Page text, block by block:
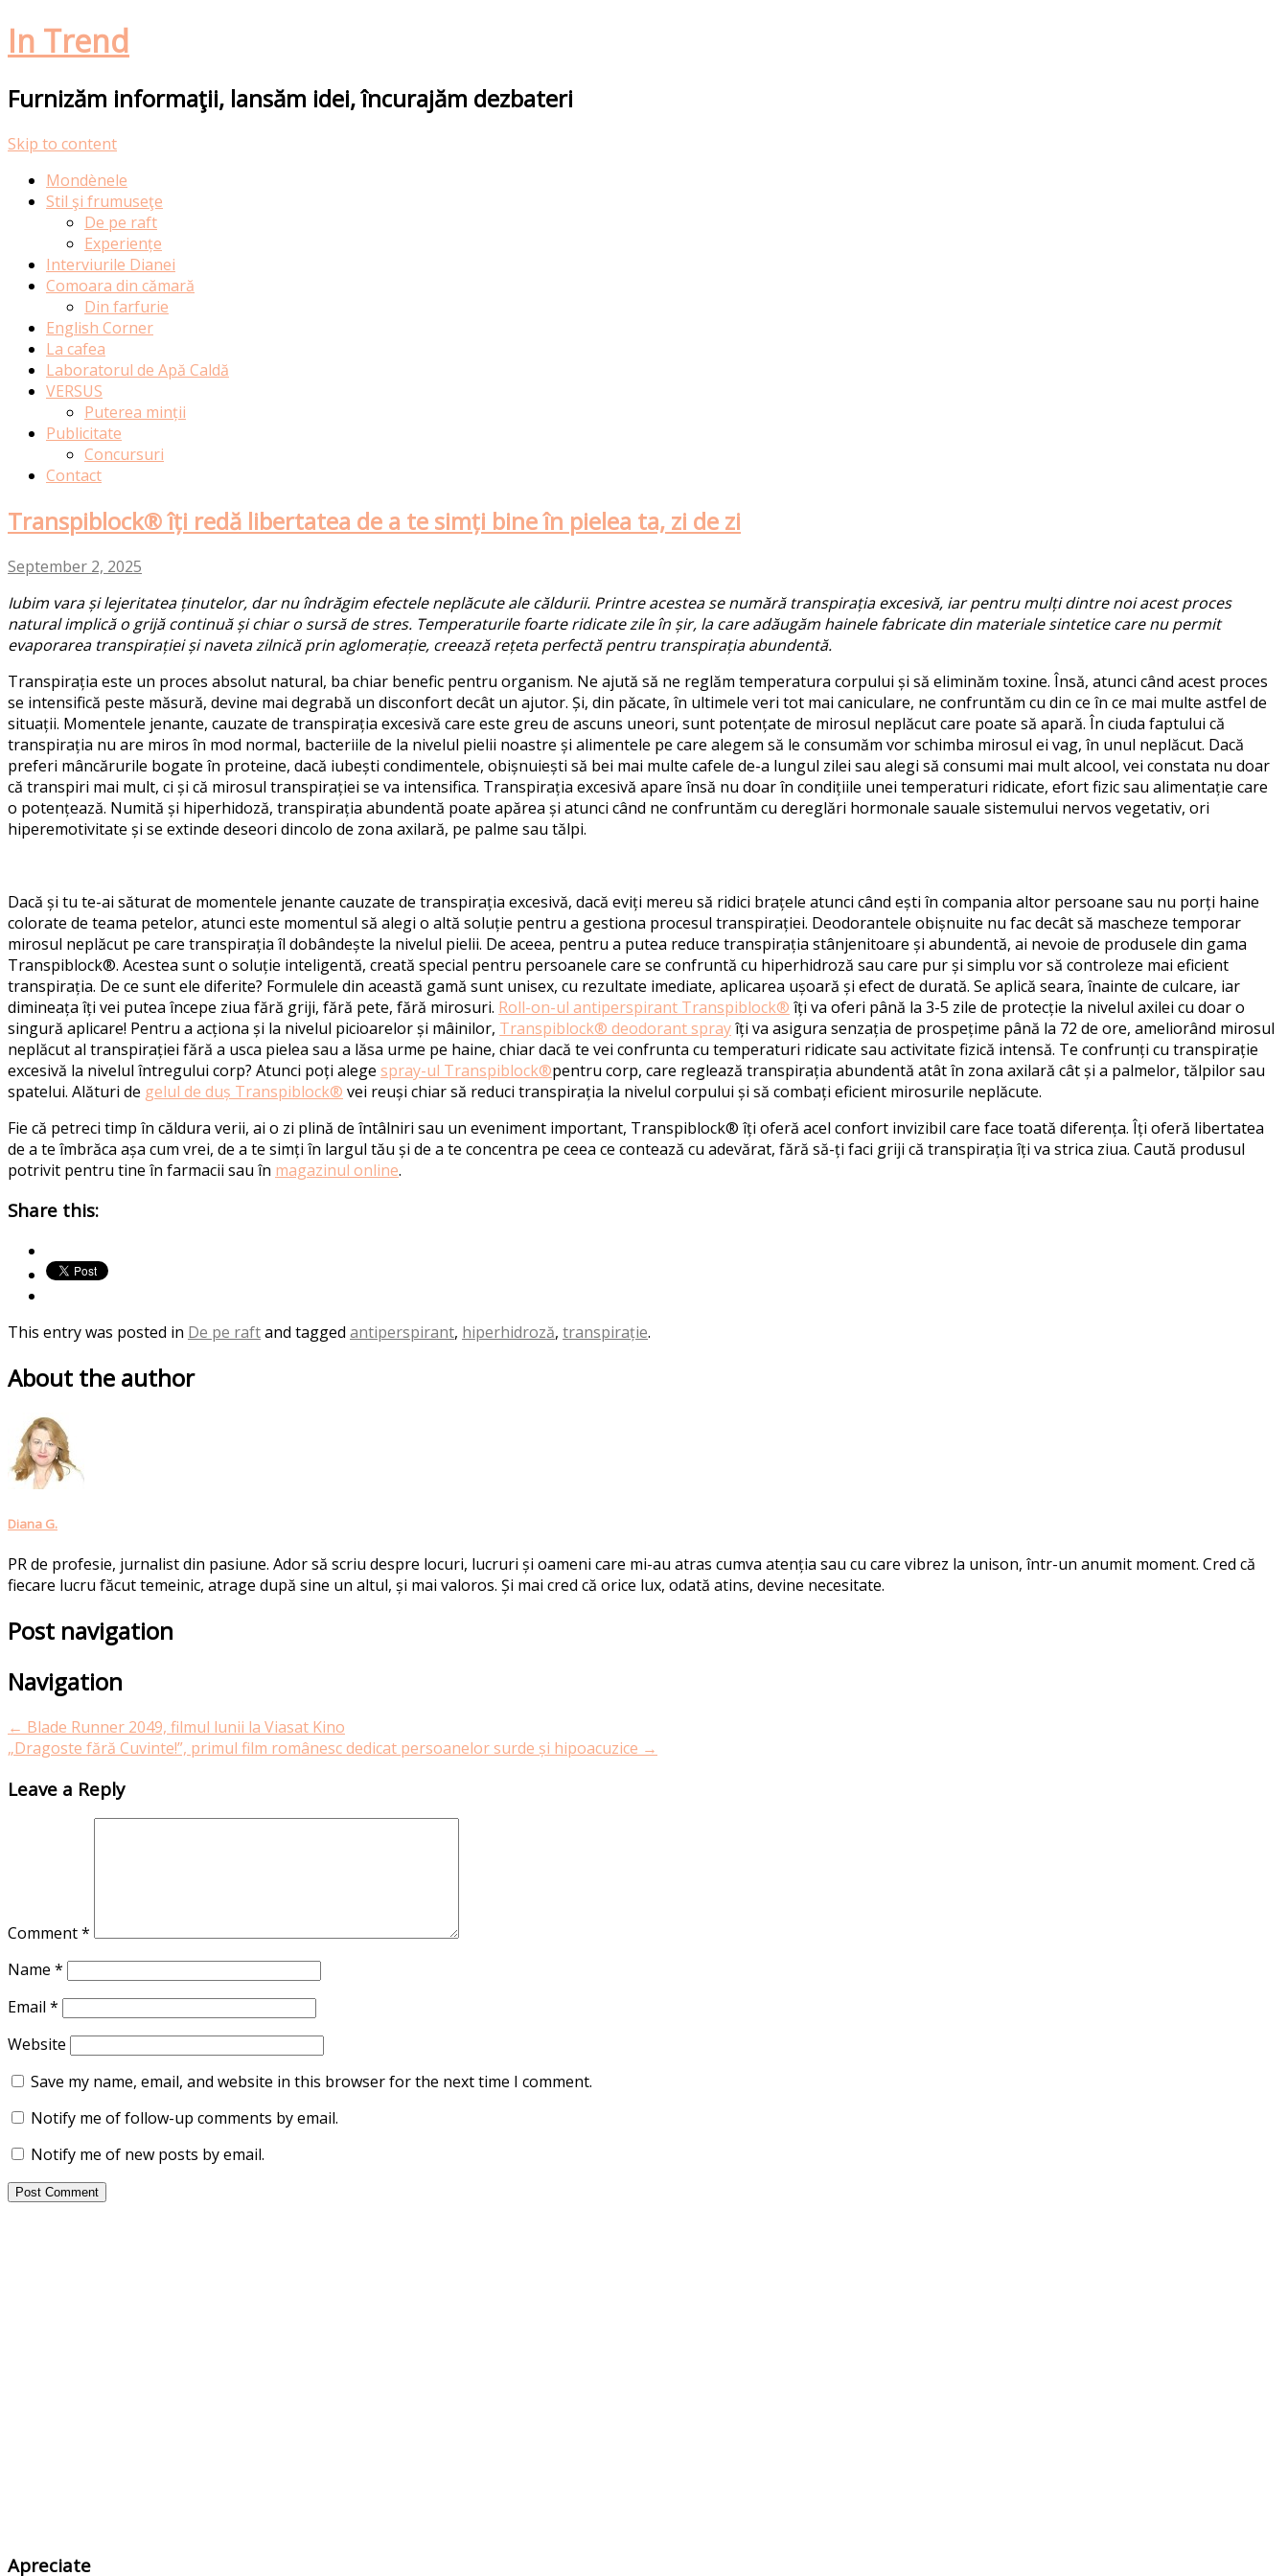
In Trend
Furnizăm informaţii, lansăm idei, încurajăm dezbateri
Skip to content
Mondènele
Stil şi frumuseţe
De pe raft
Experiențe
Interviurile Dianei
Comoara din cămară
Din farfurie
English Corner
La cafea
Laboratorul de Apă Caldă
VERSUS
Puterea minții
Publicitate
Concursuri
Contact
Transpiblock® îți redă libertatea de a te simți bine în pielea ta, zi de zi
September 2, 2025
Iubim vara și lejeritatea ținutelor, darnuîndrăgim efectele neplăcutealecăldurii. Printre acestea se numără transpirația excesivă, iarpentru mulți dintre noiacest proces
natural implică o grijă continuă și chiar o sursă de stres. Temperaturile foarte ridicate zile în șir, la care adăugăm hainele fabricate din materiale sintetice care nu permit
evaporarea transpirației și naveta zilnică prin aglomerație, creează rețeta perfectă pentru transpirația abundentă.
Transpirația este un proces absolut natural, ba chiar benefic pentru organism. Ne ajută să ne reglăm temperatura corpului și să eliminăm toxine. Însă, atunci când acest proces
se intensifică peste măsură, devine mai degrabă un disconfort decât un ajutor. Și, din păcate, în ultimele veri tot mai caniculare, ne confruntăm cu din ce în ce mai multe astfel de
situații. Momentele jenante, cauzate de transpirația excesivă care este greu de ascuns uneori, sunt potențate de mirosul neplăcut care poate să apară. În ciuda faptului că
transpirația nu are miros în mod normal, bacteriile de la nivelul pielii noastre și alimentele pe care alegem să le consumăm vor schimba mirosul ei vag, în unul neplăcut. Dacă
preferi mâncărurile bogate în proteine, dacă iubești condimentele, obișnuiești să bei mai multe cafele de-a lungul zilei sau alegi să consumi mai mult alcool, vei constata nu doar
că transpiri mai mult, ci și că mirosul transpirației se va intensifica. Transpirația excesivă apare însă nu doar în condițiile unei temperaturi ridicate, efort fizic sau alimentație care
o potențează. Numită și hiperhidoză, transpirația abundentă poate apărea și atunci când ne confruntăm cu dereglări hormonale sauale sistemului nervos vegetativ, ori
hiperemotivitate și se extinde deseori dincolo de zona axilară, pe palme sau tălpi.
Dacă și tu te-ai săturat de momentele jenante cauzate de transpirația excesivă, dacă eviți mereu să ridici brațele atunci când ești în compania altor persoane sau nu porți haine
colorate de teama petelor, atunci este momentul să alegi o altă soluție pentru a gestiona procesul transpirației. Deodorantele obișnuite nu fac decât să mascheze temporar
mirosul neplăcut pe care transpirația îl dobândește la nivelul pielii. De aceea, pentru a putea reduce transpirația stânjenitoare și abundentă, ai nevoie de produsele din gama
Transpiblock®. Acestea sunto soluție inteligentă, creată special pentru persoanele care se confruntă cu hiperhidroză sau care pur și simplu vor să controleze mai eficient
transpirația. De ce sunt ele diferite? Formulele din această gamă sunt unisex, cu rezultate imediate, aplicarea ușoară și efectde durată. Se aplică seara, înainte de culcare, iar
dimineața îți vei putea începe ziua fără griji, fără pete, fără mirosuri. Roll-on-ul antiperspirant Transpiblock® îți va oferi până la 3-5 zile de protecție la nivelul axilei cu doar o
singură aplicare! Pentru a acționa și la nivelul picioarelor și mâinilor, Transpiblock® deodorant sprayîți va asigura senzația de prospețime până la 72 de ore, ameliorând mirosul
neplăcut al transpirației fără a usca pielea sau a lăsa urme pe haine, chiar dacă te vei confrunta cu temperaturi ridicate sau activitate fizică intensă. Te confrunți cu transpirație
excesivă la nivelul întregului corp? Atunci poți alege spray-ul Transpiblock®pentru corp, care reglează transpirația abundentă atât în zona axilară cât și a palmelor, tălpilorsau
spatelui. Alături de gelul de duș Transpiblock® vei reuși chiar să reduci transpirația la nivelul corpului și să combați eficient mirosurile neplăcute.
Fie că petreci timp în căldura verii, ai o zi plină de întâlniri sau un eveniment important, Transpiblock® îți oferă acel confort invizibil care face toată diferența. Îți oferă libertatea
de a te îmbrăca așa cum vrei, de a te simți în largul tău și de a te concentra pe ceea ce contează cu adevărat, fără să-ți faci griji că transpirația îți va strica ziua. Caută produsul
potrivit pentru tine în farmacii sau în magazinul online.
Share this:
This entry was posted in De pe raftand tagged antiperspirant, hiperhidroză, transpirație.
About the author
Diana G.
PR de profesie, jurnalist din pasiune. Ador să scriu despre locuri, lucruri și oameni care mi-au atras cumva atenția sau cu care vibrez la unison, într-un anumit moment. Cred că
fiecare lucru făcut temeinic, atrage după sine un altul, și mai valoros. Și mai cred că orice lux, odată atins, devine necesitate.
Post navigation
Navigation
← Blade Runner 2049, filmul lunii la Viasat Kino
„Dragoste fără Cuvinte!”, primul film românesc dedicat persoanelor surde și hipoacuzice →
Leave a Reply
Comment*
Name *
Email *
Website
Save my name, email, and website in this browser for the next time I comment.
Notify me of follow-up comments by email.
Notify me of new posts by email.
Apreciate